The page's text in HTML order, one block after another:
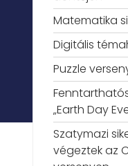
Matematika
Digitális
Puzzle
„Earth Day
Szatymazi
végeztek az